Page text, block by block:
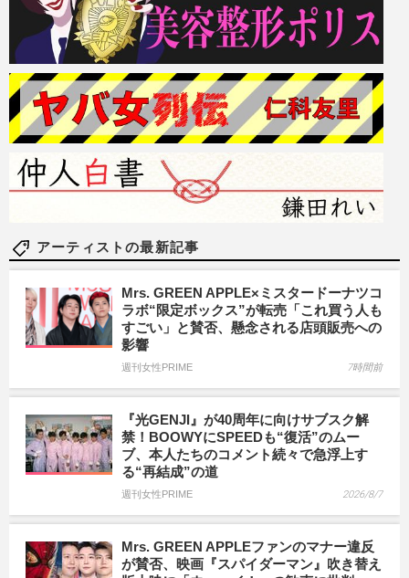
アーティストの最新記事
Mrs. GREEN APPLE×ミスタードーナツコ
ラボ“限定ボックス”が転売「これ買う人も
すごい」と賛否、懸念される店頭販売への
影響
週刊女性PRIME 7時間前
『光GENJI』が40周年に向けサブスク解
禁！BOOWYにSPEEDも“復活”のムー
ブ、本人たちのコメント続々で急浮上す
る“再結成”の道
週刊女性PRIME 2026/8/7
Mrs. GREEN APPLEファンのマナー違反
が賛否、映画『スパイダーマン』吹き替え